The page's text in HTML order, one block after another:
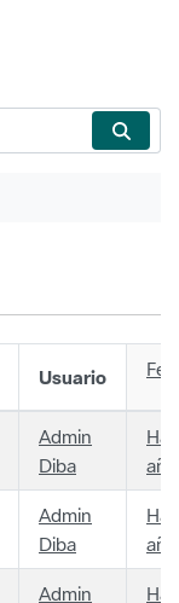
Usuario
Admin
Diba
Admin
Diba
Admin